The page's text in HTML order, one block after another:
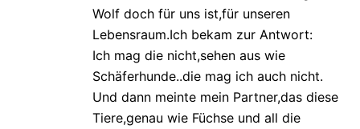
Wolf doch für uns ist,für unseren
Lebensraum.Ich bekam zur Antwort:
Ich mag die nicht,sehen aus wie
Schäferhunde..die mag ich auch nicht.
Und dann meinte mein Partner,das diese
Tiere,genau wie Füchse und all die